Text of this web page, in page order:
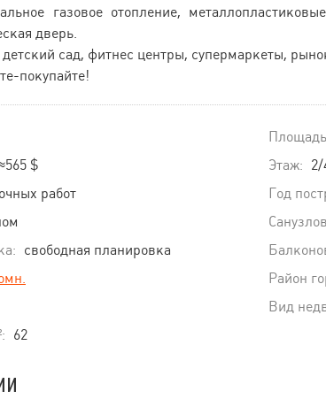
газовое отопление,
дверь.
сад, фитнес центры, супермаркеты,
покупайте!
$
работ
свободная планировка
62
Этаж: 2/
Год
Район
Вид